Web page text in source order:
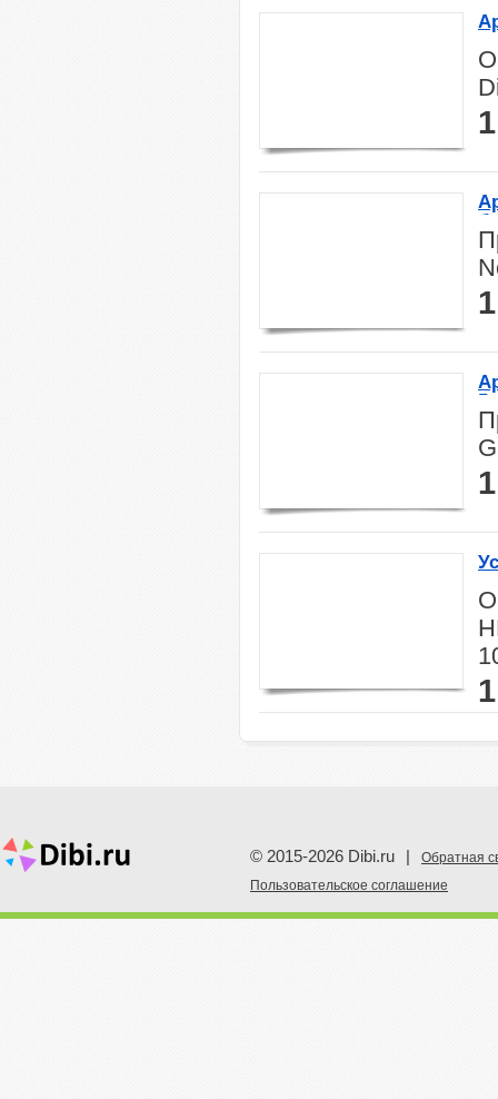
5
© 2015-2026 Dibi.ru
Обратная
Пoльзовательское соглашение